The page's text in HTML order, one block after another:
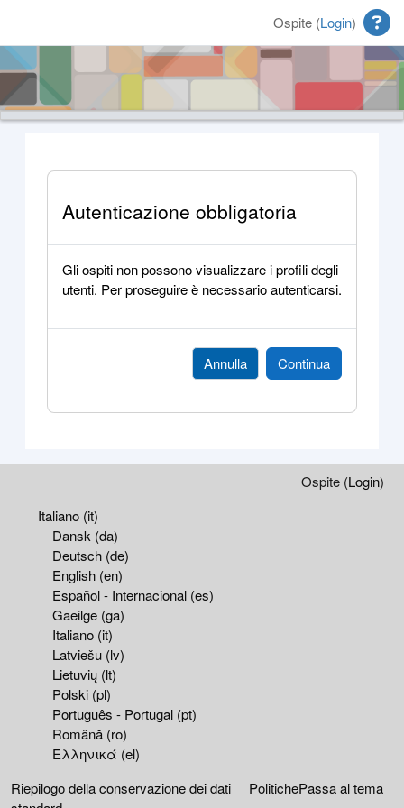
Ospite (Login)
Autenticazione obbligatoria
Gli ospiti non possono visualizzare i profili degli
utenti. Per proseguire è necessario autenticarsi.
Annulla Continua
Ospite (Login)
Italiano ‎(it)‎
Dansk ‎(da)‎
Deutsch ‎(de)‎
English ‎(en)‎
Español - Internacional ‎(es)‎
Gaeilge ‎(ga)‎
Italiano ‎(it)‎
Latviešu ‎(lv)‎
Lietuvių ‎(lt)‎
Polski ‎(pl)‎
Português - Portugal ‎(pt)‎
Română ‎(ro)‎
Ελληνικά ‎(el)‎
Riepilogo della conservazione dei dati
PolitichePassa al tema